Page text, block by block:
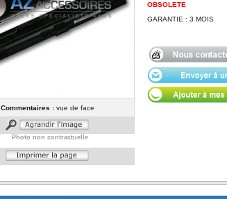
Commentaires :vue de face
Photo non contractuelle
OBSOLETE
GARANTIE : 3 MOIS